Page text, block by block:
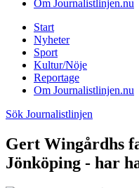
Om Journalistlinjen.nu
Start
Nyheter
Sport
Kultur/Nöje
Reportage
Om Journalistlinjen.nu
Sök Journalistlinjen
Gert Wingårdhs
Jönköping - har